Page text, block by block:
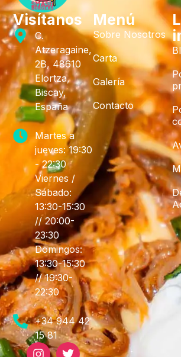
Visítanos
C.
Atzeragaine,
2B, 48610
Elortza,
Biscay,
España
Martes a
jueves: 19:30
- 22:30
Viernes /
Sábado:
13:30-15:30
// 20:00-
23:30
Domingos:
13:30-15:30
// 19:30-
22:30
+34 944 42
15 81
Menú
Sobre Nosotros
Carta
Galería
Contacto